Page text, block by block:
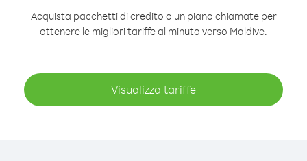
Acquista pacchetti di credito o un piano chiamate per
ottenere le migliori tariffe al minuto verso Maldive.
Visualizza tariffe